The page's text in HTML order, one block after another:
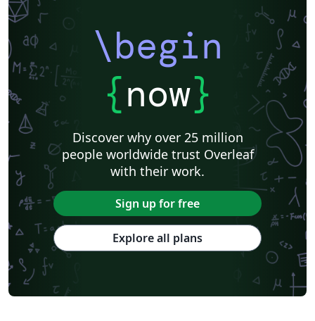
\begin
{now}
Discover why over 25 million
people worldwide trust Overleaf
with their work.
Sign up for free
Explore all plans